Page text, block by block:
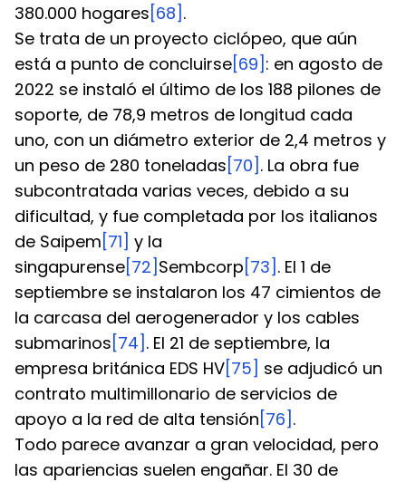
380.000 hogares [68] .
Se trata de un proyecto ciclópeo, que aún
está a punto de concluirse[69] : en agosto de
2022 se instaló el último de los 188 pilones de
soporte, de 78,9 metros de longitud cada
uno, con un diámetro exterior de 2,4 metros y
un peso de 280 toneladas [70] . La obra fue
subcontratada varias veces, debido a su
dificultad, y fue completada por los italianos
de Saipem [71] y la
singapurense[72] Sembcorp [73] . El 1 de
septiembre se instalaron los 47 cimientos de
la carcasa del aerogenerador y los cables
submarinos [74] . El 21 de septiembre, la
empresa británica EDS HV[75] se adjudicó un
contrato multimillonario de servicios de
apoyo a la red de alta tensión [76] .
Todo parece avanzar a gran velocidad, pero
las apariencias suelen engañar. El 30 de